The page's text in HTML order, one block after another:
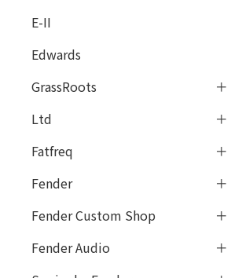
E-II
Edwards
GrassRoots
Ltd
Fatfreq
Fender
Fender Custom Shop
Fender Audio